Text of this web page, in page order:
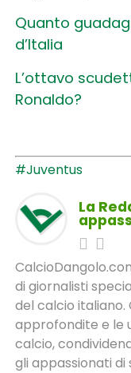
Quanto
d’Italia
L’ottavo
Ronaldo?
#Juventus
La
di giornalisti
del calcio italiano.
approfondite e le
calcio,
gli appassionati di